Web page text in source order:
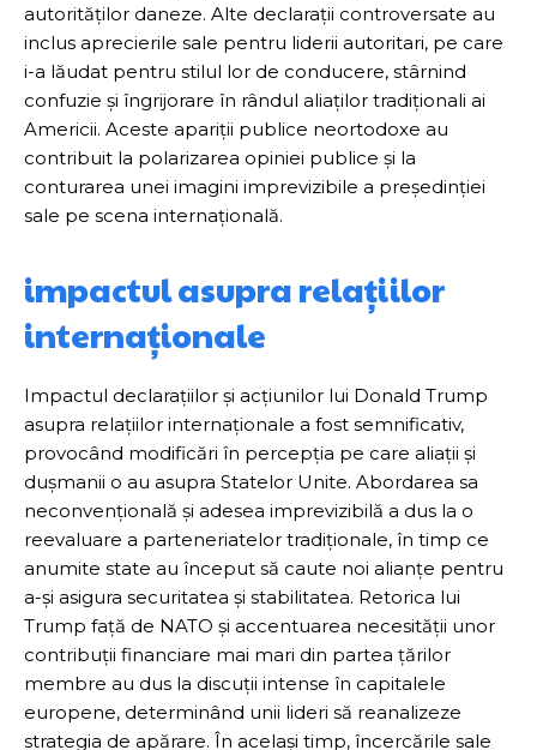
autorităților daneze. Alte declarații controversate au
inclus aprecierile sale pentru liderii autoritari, pe care
i-a lăudat pentru stilul lor de conducere, stârnind
confuzie și îngrijorare în rândul aliaților tradiționali ai
Americii. Aceste apariții publice neortodoxe au
contribuit la polarizarea opiniei publice și la
conturarea unei imagini imprevizibile a președinției
sale pe scena internațională.
impactul asupra relațiilor
internaționale
Impactul declarațiilor și acțiunilor lui Donald Trump
asupra relațiilor internaționale a fost semnificativ,
provocând modificări în percepția pe care aliații și
dușmanii o au asupra Statelor Unite. Abordarea sa
neconvențională și adesea imprevizibilă a dus la o
reevaluare a parteneriatelor tradiționale, în timp ce
anumite state au început să caute noi alianțe pentru
a-și asigura securitatea și stabilitatea. Retorica lui
Trump față de NATO și accentuarea necesității unor
contribuții financiare mai mari din partea țărilor
membre au dus la discuții intense în capitalele
europene, determinând unii lideri să reanalizeze
strategia de apărare. În același timp, încercările sale